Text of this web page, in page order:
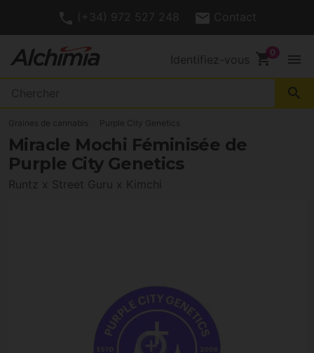
(+34) 972 527 248 Contact
Identifiez-vous shopping_cart menu
search
Graines de cannabis Purple City Genetics
Miracle Mochi Féminisée de
Purple City Genetics
Runtz x Street Guru x Kimchi